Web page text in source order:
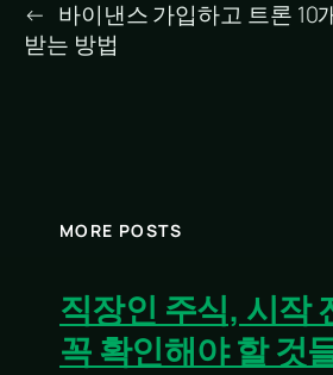
← 바이낸스 가입하고 트론 10
받는 방법
MORE POSTS
직장인 주식, 시작
꼭 확인해야 할 것